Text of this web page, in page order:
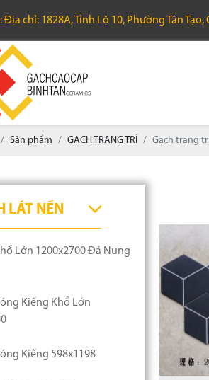
Địa chỉ: 1828A, Tỉnh Lộ 10, Phường Tân Tạo,
Sản phẩm GẠCH TRANG TRÍ Gạch trang
LÁT NỀN
Lớn 1200x2700 Đá Nung
Kiếng Khổ Lớn
Kiếng 598x1198